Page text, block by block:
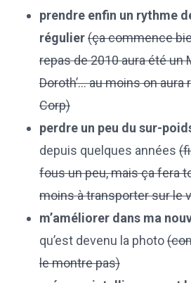
prendre enfin un rythme
régulier(ça commence
repas de 2010 aura été un
Doroth’… au moins on
Corp)
perdre un peu du sur-
depuis quelques années
fous un peu, mais ça fera
moins à transporter sur le
m’améliorer dans ma
qu’est devenu la photo
le montre pas)